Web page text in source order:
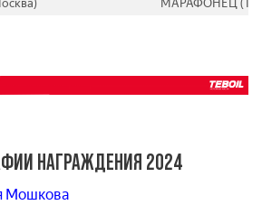
МАРАФОНЕЦ
НАГРАЖДЕНИЯ 2024
Мошкова